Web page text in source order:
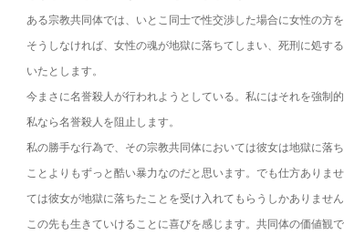
ある宗教共同体では、いとこ同士で性交渉した場合に女性の方
そうしなければ、女性の魂が地獄に落ちてしまい、死刑に処す
いたとします。
今まさに名誉殺人が行われようとしている。私にはそれを強制
私なら名誉殺人を阻止します。
私の勝手な行為で、その宗教共同体においては彼女は地獄に落
ことよりもずっと酷い暴力なのだと思います。でも仕方ありま
ては彼女が地獄に落ちたことを受け入れてもらうしかありませ
この先も生きていけることに喜びを感じます。共同体の価値観